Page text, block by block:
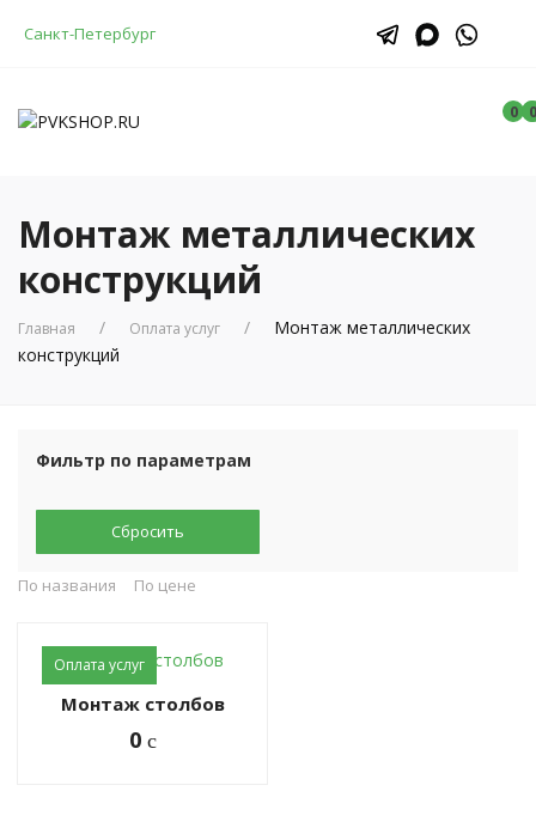
Санкт-Петербург
0 0
0
Монтаж металлических
конструкций
Главная Оплата услуг
Монтаж металлических
конструкций
Фильтр по параметрам
Сбросить
По названия По цене
Оплата услуг
Монтаж столбов
0 c